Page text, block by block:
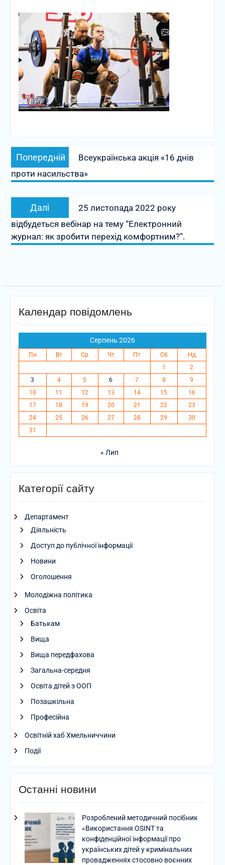
Навігація
записів
Попередній
Попередній
запис:
Всеукраїнська акція «16 днів
проти насильства»
Далі
запис:
25 листопада 2022 року
відбудеться вебінар на тему “Електронний
журнал: як зробити перехід комфортним?”.
Календар повідомлень
Серпень 2026
Пн Вт Ср Чт Пт Сб
Нд
1
2
3
4 5 6 7 8
9
10
11 12 13 14 15
16
17
18 19 20 21 22
23
24
25 26 27 28 29
30
31
« Лип
Категорії сайту
Департамент
Діяльність
Доступ до публічної інформації
Новини
Оголошення
Молодіжна політика
Освіта
Батькам
Вища
Вища передфахова
Загальна-середня
Освіта дітей з ООП
Позашкільна
Професійна
Освітній хаб Хмельниччини
Події
Останні новини
Розроблений методичний посібник
«Використання OSINT та
конфіденційної інформації про
українських дітей у кримінальних
провадженнях стосовно воєнних